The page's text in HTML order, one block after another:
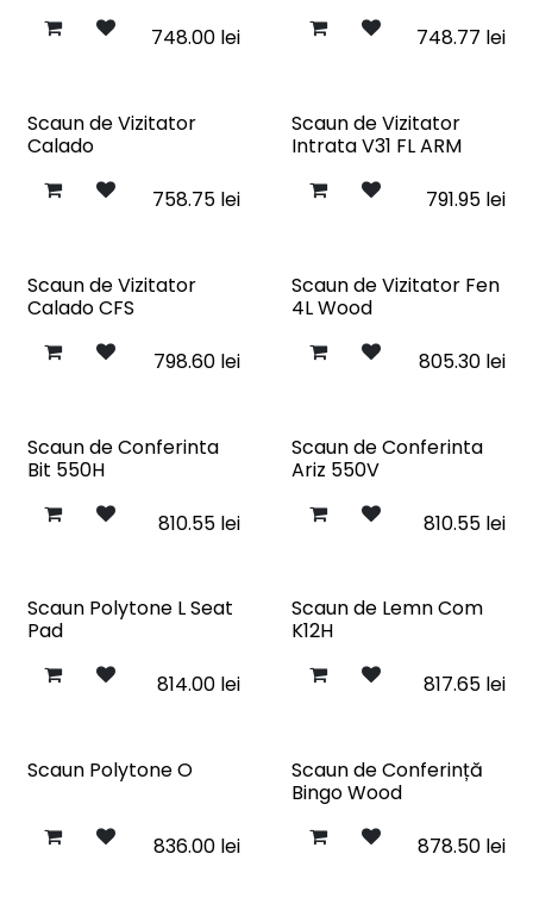
748.00 lei
748.77 lei
Scaun de Vizitator
Calado
758.75 lei
Scaun de Vizitator
Intrata V31 FL ARM
791.95lei
Scaun de Vizitator
Calado CFS
798.60 lei
Scaun de Vizitator Fen
4L Wood
805.30lei
Scaun de Conferinta
Bit 550H
810.55 lei
Scaun de Conferinta
Ariz 550V
810.55lei
Scaun Polytone L Seat
Pad
814.00 lei
Scaun de Lemn Com
K12H
817.65lei
Scaun Polytone O
836.00 lei
Scaun de Conferință
Bingo Wood
878.50lei